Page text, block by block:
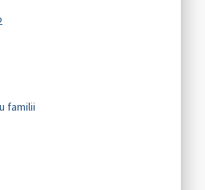
familii